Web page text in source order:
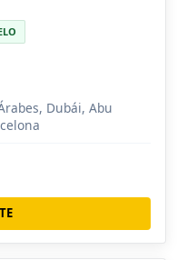
Dubái, Abu